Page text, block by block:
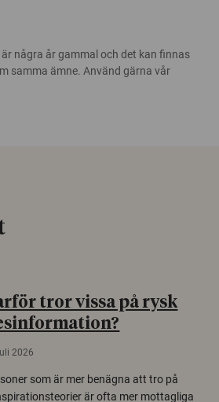
är några år gammal och det kan finnas
samma ämne. Använd gärna vår
tror vissa på rysk
2026
som är mer benägna att tro på
är ofta mer mottagliga